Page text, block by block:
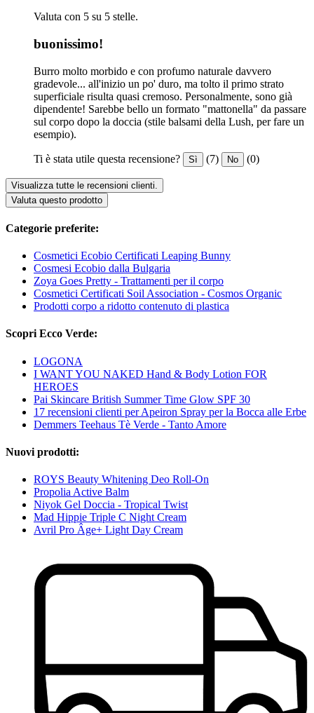
Valuta con 5 su 5 stelle.
buonissimo!
Burro molto morbido e con profumo naturale davvero
gradevole... all'inizio un po' duro, ma tolto il primo strato
superficiale risulta quasi cremoso. Personalmente, sono già
dipendente! Sarebbe bello un formato "mattonella" da passare
sul corpo dopo la doccia (stile balsami della Lush, per fare un
esempio).
Ti è stata utile questa recensione? Sì (7) No (0)
Visualizza tutte le recensioni clienti.
Valuta questo prodotto
Categorie preferite:
Cosmetici Ecobio Certificati Leaping Bunny
Cosmesi Ecobio dalla Bulgaria
Zoya Goes Pretty - Trattamenti per il corpo
Cosmetici Certificati Soil Association - Cosmos Organic
Prodotti corpo a ridotto contenuto di plastica
Scopri Ecco Verde:
LOGONA
I WANT YOU NAKED Hand & Body Lotion FOR
HEROES
Pai Skincare British Summer Time Glow SPF 30
17 recensioni clienti per Apeiron Spray per la Bocca alle Erbe
Demmers Teehaus Tè Verde - Tanto Amore
Nuovi prodotti:
ROYS Beauty Whitening Deo Roll-On
Propolia Active Balm
Niyok Gel Doccia - Tropical Twist
Mad Hippie Triple C Night Cream
Avril Pro Âge+ Light Day Cream